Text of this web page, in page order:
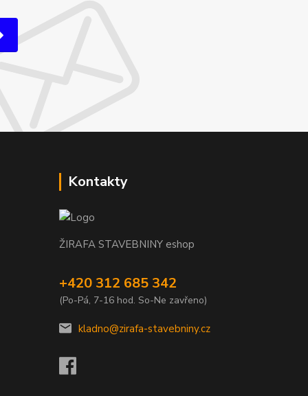
Kontakty
ŽIRAFA STAVEBNINY eshop
+420 312 685 342
(Po-Pá, 7-16 hod. So-Ne zavřeno)
kladno@zirafa-stavebniny.cz